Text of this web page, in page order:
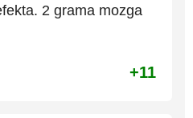
2 grama mozga
+11